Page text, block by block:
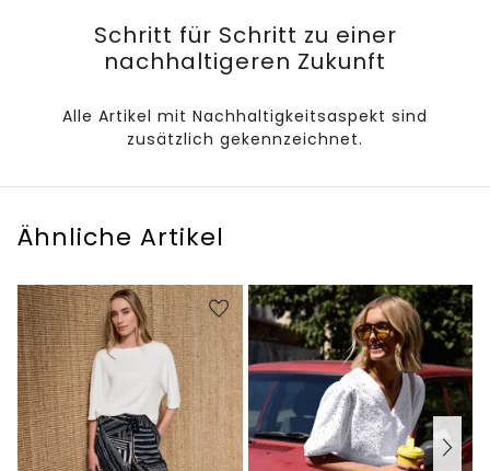
Schritt für Schritt zu einer
nachhaltigeren Zukunft
Alle Artikel mit Nachhaltigkeitsaspekt sind
zusätzlich gekennzeichnet.
Ähnliche Artikel